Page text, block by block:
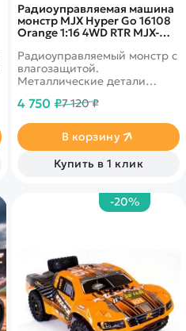
Радиоуправляемая машина
монстр MJX Hyper Go 16108
Orange 1:16 4WD RTR MJX-
Радиоуправляемый монстр с
влагозащитой.
Металлические детали
Усиленный полный привод
4 750 ₽7 120 ₽
В корзину
Купить в 1 клик
-20%